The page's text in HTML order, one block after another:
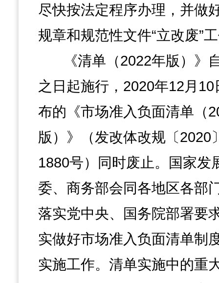
尽快按法定程序办理，并做
规章和规范性文件“立改废”
《清单（2022年版）》
之日起施行，2020年12月10
布的《市场准入负面清单（
版）》（发改体改规〔2020
1880号）同时废止。国家发
委、商务部会同各地区各部
落实党中央、国务院部署要
实做好市场准入负面清单制
实施工作。清单实施中的重